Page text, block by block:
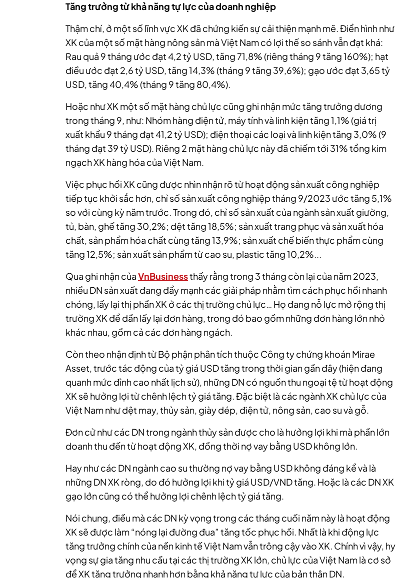
Tăng trưởng từ khả năng tự lực của doanh nghiệp
Thậm chí, ở một số lĩnh vực XK đã chứng kiến sự cải thiện mạnh mẽ. Điển hình như
XK của một số mặt hàng nông sản mà Việt Nam có lợi thế so sánh vẫn đạt khá:
Rau quả 9 tháng ước đạt 4,2 tỷ USD, tăng 71,8% (riêng tháng 9 tăng 160%); hạt
điều ước đạt 2,6 tỷ USD, tăng 14,3% (tháng 9 tăng 39,6%); gạo ước đạt 3,65 tỷ
USD, tăng 40,4% (tháng 9 tăng 80,4%).
Hoặc như XK một số mặt hàng chủ lực cũng ghi nhận mức tăng trưởng dương
trong tháng 9, như: Nhóm hàng điện tử, máy tính và linh kiện tăng 1,1% (giá trị
xuất khẩu 9 tháng đạt 41,2 tỷ USD); điện thoại các loại và linh kiện tăng 3,0% (9
tháng đạt 39 tỷ USD). Riêng 2 mặt hàng chủ lực này đã chiếm tới 31% tổng kim
ngạch XK hàng hóa của Việt Nam.
Việc phục hồi XK cũng được nhìn nhận rõ từ hoạt động sản xuất công nghiệp
tiếp tục khởi sắc hơn, chỉ số sản xuất công nghiệp tháng 9/2023 ước tăng 5,1%
so với cùng kỳ năm trước. Trong đó, chỉ số sản xuất của ngành sản xuất giường,
tủ, bàn, ghế tăng 30,2%; dệt tăng 18,5%; sản xuất trang phục và sản xuất hóa
chất, sản phẩm hóa chất cùng tăng 13,9%; sản xuất chế biến thực phẩm cùng
tăng 12,5%; sản xuất sản phẩm từ cao su, plastic tăng 10,2%...
Qua ghi nhận củaVnBusinessthấy rằng trong 3 tháng còn lại của năm 2023,
nhiều DN sản xuất đang đẩy mạnh các giải pháp nhằm tìm cách phục hồi nhanh
chóng, lấy lại thị phần XK ở các thị trường chủ lực… Họ đang nỗ lực mở rộng thị
trường XK để dần lấy lại đơn hàng, trong đó bao gồm những đơn hàng lớn nhỏ
khác nhau, gồm cả các đơn hàng ngách.
Còn theo nhận định từ Bộ phận phân tích thuộc Công ty chứng khoán Mirae
Asset, trước tác động của tỷ giá USD tăng trong thời gian gần đây (hiện đang
quanh mức đỉnh cao nhất lịch sử), những DN có nguồn thu ngoại tệ từ hoạt động
XK sẽ hưởng lợi từ chênh lệch tỷ giá tăng. Đặc biệt là các ngành XK chủ lực của
Việt Nam như dệt may, thủy sản, giày dép, điện tử, nông sản, cao su và gỗ.
Đơn cử như các DN trong ngành thủy sản được cho là hưởng lợi khi mà phần lớn
doanh thu đến từ hoạt động XK, đồng thời nợ vay bằng USD không lớn.
Hay như các DN ngành cao su thường nợ vay bằng USD không đáng kể và là
những DN XK ròng, do đó hưởng lợi khi tỷ giá USD/VND tăng. Hoặc là các DN XK
gạo lớn cũng có thể hưởng lợi chênh lệch tỷ giá tăng.
Nói chung, điều mà các DN kỳ vọng trong các tháng cuối năm này là hoạt động
XK sẽ được làm “nóng lại đường đua” tăng tốc phục hồi. Nhất là khi động lực
tăng trưởng chính của nền kinh tế Việt Nam vẫn trông cậy vào XK. Chính vì vậy, hy
vọng sự gia tăng nhu cầu tại các thị trường XK lớn, chủ lực của Việt Nam là cơ sở
để XK tăng trưởng nhanh hơn bằng khả năng tự lực của bản thân DN.